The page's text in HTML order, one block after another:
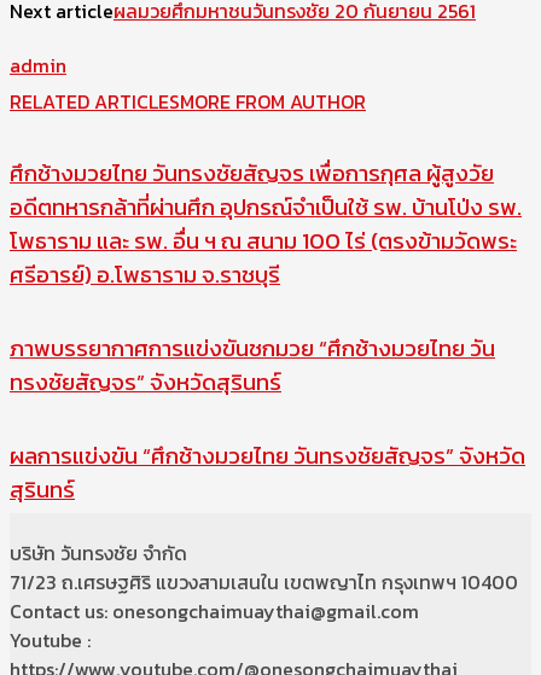
Next articleผลมวยศึกมหาชนวันทรงชัย 20 กันยายน 2561
admin
RELATED ARTICLESMORE FROM AUTHOR
ศึกช้างมวยไทย วันทรงชัยสัญจร เพื่อการกุศล ผู้สูงวัย
อดีตทหารกล้าที่ผ่านศึก อุปกรณ์จำเป็นใช้ รพ. บ้านโป่ง รพ.
โพธาราม และ รพ. อื่น ฯ ณ สนาม 100 ไร่ (ตรงข้ามวัดพระ
ศรีอารย์) อ.โพธาราม จ.ราชบุรี
ภาพบรรยากาศการแข่งขันชกมวย “ศึกช้างมวยไทย วัน
ทรงชัยสัญจร” จังหวัดสุรินทร์
ผลการแข่งขัน “ศึกช้างมวยไทย วันทรงชัยสัญจร” จังหวัด
สุรินทร์
บริษัท วันทรงชัย จำกัด
71/23 ถ.เศรษฐศิริ แขวงสามเสนใน เขตพญาไท กรุงเทพฯ 10400
Contact us: onesongchaimuaythai@gmail.com
Youtube :
https://www.youtube.com/@onesongchaimuaythai